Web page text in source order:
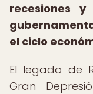
recesiones
el ciclo
El legado de
Gran